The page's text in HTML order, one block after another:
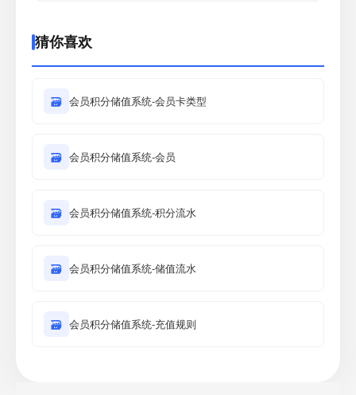
猜你喜欢
🗃 会员积分储值系统-会员卡类型
🗃 会员积分储值系统-会员
🗃 会员积分储值系统-积分流水
🗃 会员积分储值系统-储值流水
🗃 会员积分储值系统-充值规则